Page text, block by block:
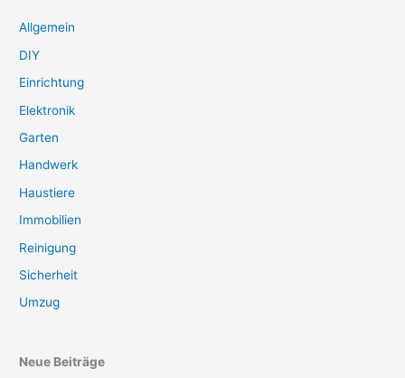
Allgemein
DIY
Einrichtung
Elektronik
Garten
Handwerk
Haustiere
Immobilien
Reinigung
Sicherheit
Umzug
Neue Beiträge